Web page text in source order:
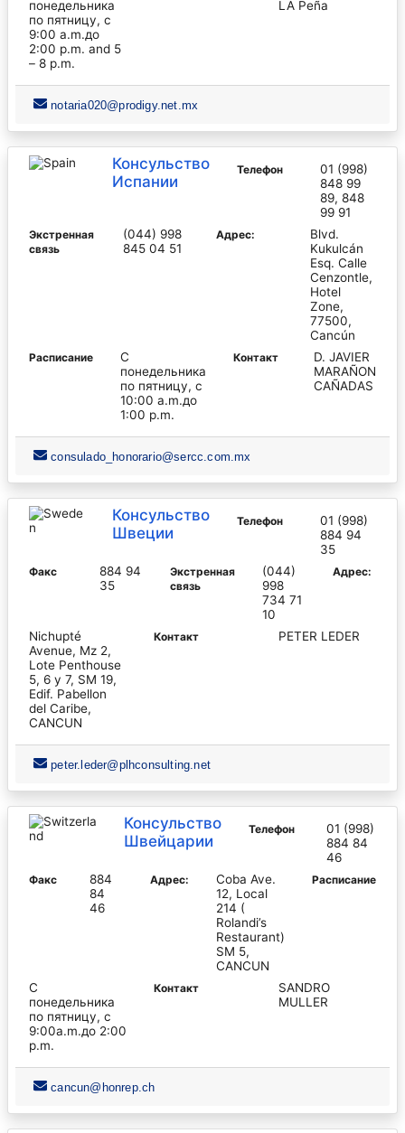
понедельника
по пятницу, с
9:00 a.m.до
2:00 p.m. and 5
– 8 p.m.
LA Peña
notaria020@prodigy.net.mx
Консульство
Испании
Телефон
01 (998)
848 99
89, 848
99 91
Экстренная
связь
(044) 998
845 04 51
Адрес:
Blvd.
Kukulcán
Esq. Calle
Cenzontle,
Hotel
Zone,
77500,
Cancún
Pасписание
С
понедельника
по пятницу, с
10:00 a.m.до
1:00 p.m.
Контакт
D. JAVIER
MARAÑON
CAÑADAS
consulado_honorario@sercc.com.mx
Консульство
Швеции
Телефон
01 (998)
884 94
35
Факс
884 94
35
Экстренная
связь
(044)
998
734 71
10
Адрес:
Nichupté
Avenue, Mz 2,
Lote Penthouse
5, 6 y 7, SM 19,
Edif. Pabellon
del Caribe,
CANCUN
Контакт PETER LEDER
peter.leder@plhconsulting.net
Консульство
Швейцарии
Телефон
01 (998)
884 84
46
Факс
884
84
46
Адрес:
Coba Ave.
12, Local
214 (
Rolandi’s
Restaurant)
SM 5,
CANCUN
Pасписание
С
понедельника
по пятницу, с
9:00a.m.до 2:00
p.m.
Контакт
SANDRO
MULLER
cancun@honrep.ch